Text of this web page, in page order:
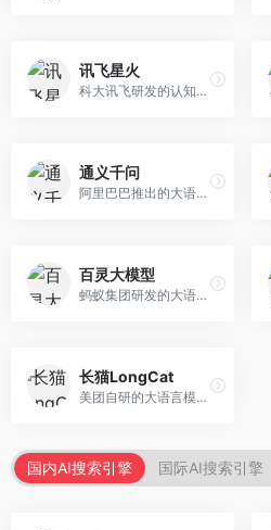
讯飞星火
科大讯飞研发的认知智能大模型，深度融合语音识别和自然语言处理技术。面向企业用户和教育领域，提供语音交互、文档处理、代码生成等服务，中文语音识别准确率高。
通义千问
阿里巴巴推出的大语言模型平台，提供对话问答、文档处理、图像理解、代码编写等全方位AI服务。面向企业用户和个人开发者，集成阿里云生态，支持多模态交互，企业级安全保障。
百灵大模型
蚂蚁集团研发的大语言模型平台，专注于金融科技和企业服务。面向金融机构和企业客户，提供智能客服、风险分析、文档处理等服务，金融场景理解深入。
长猫LongCat
美团自研的大语言模型对话平台，专注于本地生活服务场景。面向美团生态用户，提供智能推荐、服务问答等功能，本地生活知识覆盖全面。
国内AI搜索引擎 国际AI搜索引擎